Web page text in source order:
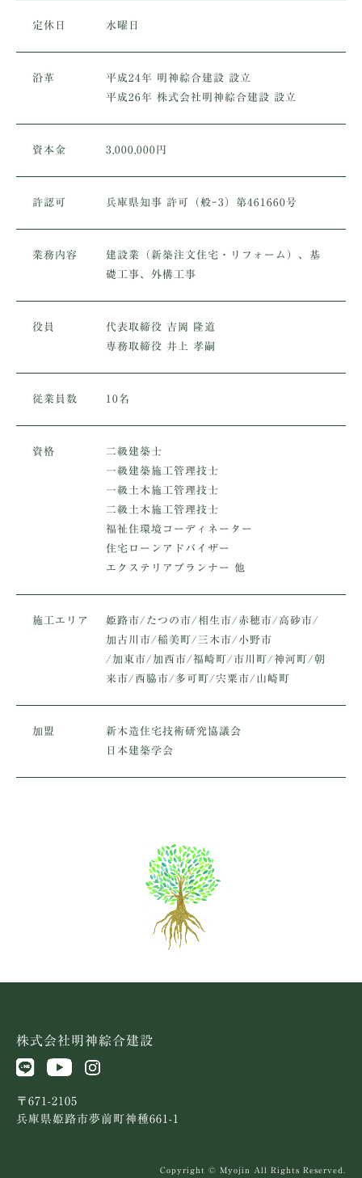
定休日 水曜日
沿革
平成24年 明神綜合建設 設立
平成26年 株式会社明神綜合建設 設立
資本金 3,000,000円
許認可 兵庫県知事 許可（般ｰ3）第461660号
業務内容
建設業（新築注文住宅・リフォーム）、基
礎工事、外構工事
役員
代表取締役 吉岡 隆道
専務取締役 井上 孝嗣
従業員数 10名
資格
二級建築士
一級建築施工管理技士
一級土木施工管理技士
二級土木施工管理技士
福祉住環境コーディネーター
住宅ローンアドバイザー
エクステリアプランナー 他
施工エリア
姫路市/たつの市/相生市/赤穂市/高砂市/
加古川市/稲美町/三木市/小野市
/加東市/加西市/福崎町/市川町/神河町/朝
来市/西脇市/多可町/宍粟市/山崎町
加盟
新木造住宅技術研究協議会
日本建築学会
株式会社明神綜合建設
〒671-2105
兵庫県姫路市夢前町神種661-1
Copyright © Myojin All Rights Reserved.